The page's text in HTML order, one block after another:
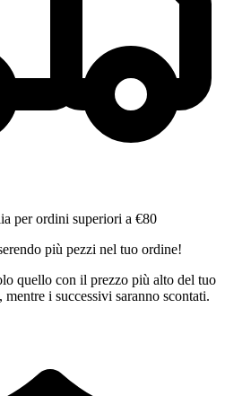
per ordini superiori a €80
più pezzi nel tuo ordine!
quello con il prezzo più alto del tuo
i successivi saranno scontati.